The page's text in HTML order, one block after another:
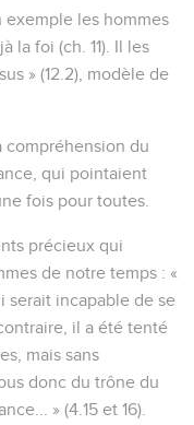
exemple les hommes
la foi (ch. 11). Il les
» (12.2), modèle de
compréhension du
qui pointaient
fois pour toutes.
précieux qui
de notre temps : «
serait incapable de se
il a été tenté
mais sans
donc du trône du
» (4.15 et 16).